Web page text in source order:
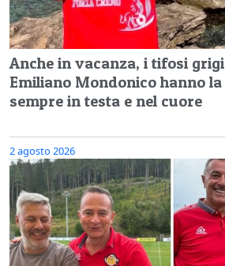
Anche in vacanza, i tifosi
Emiliano Mondonico hanno la
sempre in testa e nel cuore
2 agosto 2026